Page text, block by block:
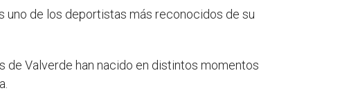
uno de los deportistas más reconocidos de su
de Valverde han nacido en distintos momentos